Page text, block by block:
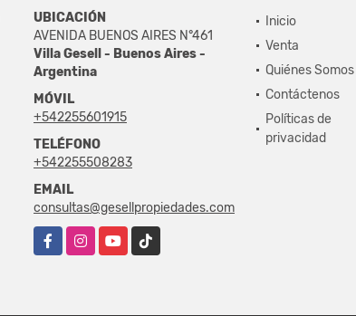
UBICACIÓN
AVENIDA BUENOS AIRES N°461
Villa Gesell - Buenos Aires -
Argentina
MÓVIL
+542255601915
TELÉFONO
+542255508283
EMAIL
consultas@gesellpropiedades.com
FacebookInstagramYouTubeTikTok
Inicio
Venta
Quiénes Somos
Contáctenos
Políticas de
privacidad